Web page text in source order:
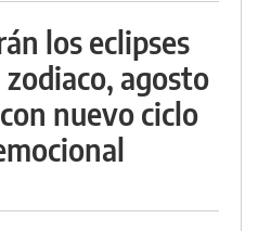
los eclipses
agosto
nuevo ciclo